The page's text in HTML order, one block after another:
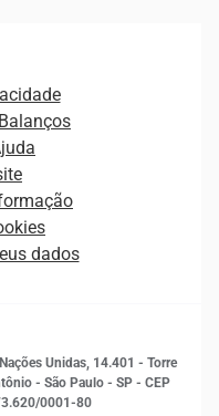
dados
Unidas, 14.401 - Torre
- São Paulo - SP - CEP
0001-80